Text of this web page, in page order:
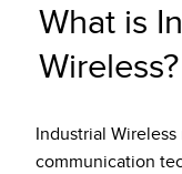
What is
Wireless?
Industrial
communication